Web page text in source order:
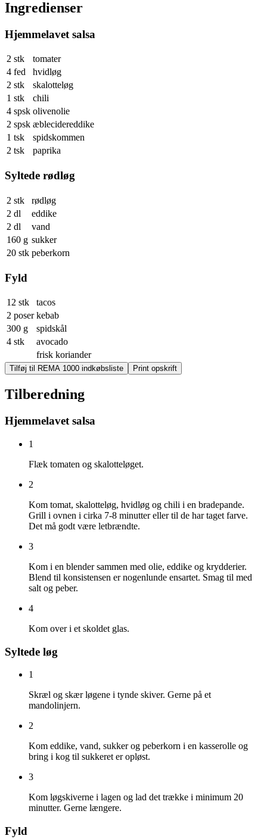
Ingredienser
Hjemmelavet salsa
2 stk
tomater
4 fed
hvidløg
2 stk
skalotteløg
1 stk
chili
4 spsk olivenolie
2 spsk æblecidereddike
1 tsk
spidskommen
2 tsk
paprika
Syltede rødløg
2 stk
rødløg
2 dl
eddike
2 dl
vand
160 g sukker
20 stk peberkorn
Fyld
12 stk
tacos
2 poser kebab
300 g
spidskål
4 stk
avocado
frisk koriander
Tilføj til REMA 1000 indkøbsliste Print opskrift
Tilberedning
Hjemmelavet salsa
1
Flæk tomaten og skalotteløget.
2
Kom tomat, skalotteløg, hvidløg og chili i en bradepande.
Grill i ovnen i cirka 7-8 minutter eller til de har taget farve.
Det må godt være letbrændte.
3
Kom i en blender sammen med olie, eddike og krydderier.
Blend til konsistensen er nogenlunde ensartet. Smag til med
salt og peber.
4
Kom over i et skoldet glas.
Syltede løg
1
Skræl og skær løgene i tynde skiver. Gerne på et
mandolinjern.
2
Kom eddike, vand, sukker og peberkorn i en kasserolle og
bring i kog til sukkeret er opløst.
3
Kom løgskiverne i lagen og lad det trække i minimum 20
minutter. Gerne længere.
Fyld